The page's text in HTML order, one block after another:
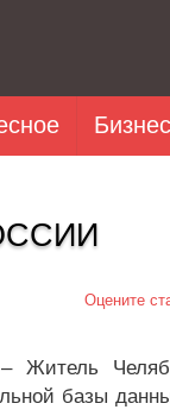
Бизнес
Оцените
Житель
базы